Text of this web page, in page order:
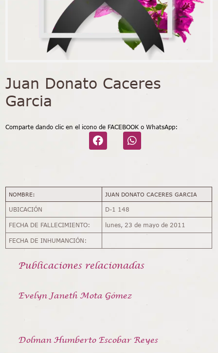
Juan Donato Caceres
Garcia
Comparte dando clic en el icono de FACEBOOK o WhatsApp:
NOMBRE: JUAN DONATO CACERES GARCIA
UBICACIÓN D-1 148
FECHA DE FALLECIMIENTO: lunes, 23 de mayo de 2011
FECHA DE INHUMANCIÓN:
Publicaciones relacionadas
Evelyn Janeth Mota Gómez
Dolman Humberto Escobar Reyes